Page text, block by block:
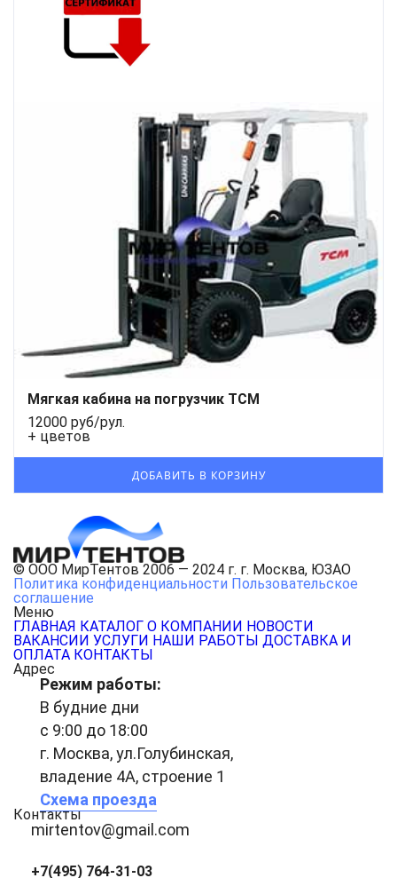
Мягкая кабина на погрузчик TCM
12000 руб/рул.
+ цветов
© ООО МирТентов 2006 — 2024 г. г. Москва, ЮЗАО
Политика конфиденциальности Пользовательское
соглашение
Меню
ГЛАВНАЯ КАТАЛОГ О КОМПАНИИ НОВОСТИ
ВАКАНСИИ УСЛУГИ НАШИ РАБОТЫ ДОСТАВКА И
ОПЛАТА КОНТАКТЫ
Адрес
Режим работы:
В будние дни
с 9:00 до 18:00
г. Москва, ул.Голубинская,
владение 4А, строение 1
Схема проезда
Контакты
mirtentov@gmail.com
+7(495) 764-31-03